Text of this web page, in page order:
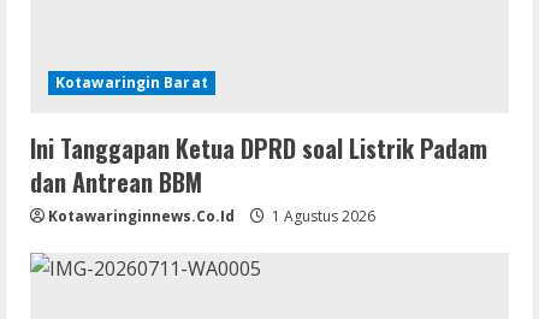
Kotawaringin Barat
Ini Tanggapan Ketua DPRD soal Listrik Padam
dan Antrean BBM
Kotawaringinnews.co.id 1 Agustus 2026